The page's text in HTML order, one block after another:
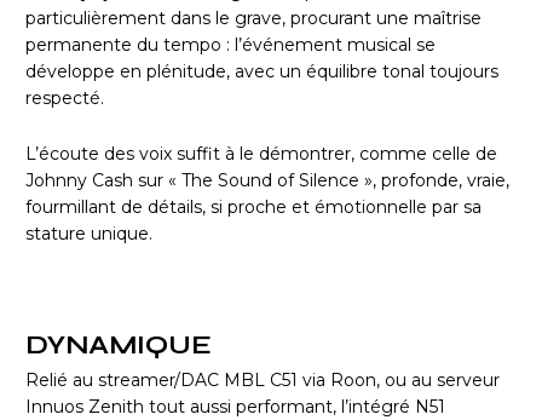
particulièrement dans le grave, procurant une maîtrise
permanente du tempo : l’événement musical se
développe en plénitude, avec un équilibre tonal toujours
respecté.
L’écoute des voix suffit à le démontrer, comme celle de
Johnny Cash sur « The Sound of Silence », profonde, vraie,
fourmillant de détails, si proche et émotionnelle par sa
stature unique.
DYNAMIQUE
Relié au streamer/DAC MBL C51 via Roon, ou au serveur
Innuos Zenith tout aussi performant, l’intégré N51